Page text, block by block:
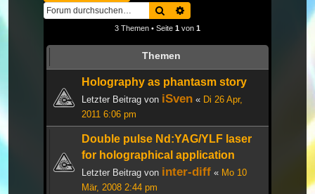
Suche
3 Themen • Seite 1 von 1
Themen
Holography as phantasm story
Letzter Beitrag von iSven « Di 26 Apr,
2011 6:06 pm
Double pulse Nd:YAG/YLF laser
for holographical application
Letzter Beitrag von inter-diff « Mo 10
Mär, 2008 2:44 pm